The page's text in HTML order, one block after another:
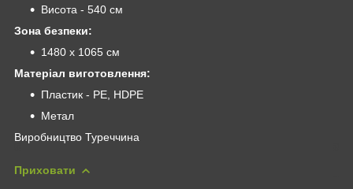
Висота - 540 см
Зона безпеки:
1480 х 1065 см
Матеріал виготовлення:
Пластик - РЕ, HDPE
Метал
Виробництво Туреччина
Приховати